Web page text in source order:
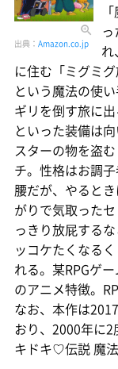
出典： Amazon.co.jp
に住む「ミグミ
という魔法の使
ギリを倒す旅に
といった装備は
スターの物を盗
チ。性格はお調
腰だが、やると
がりで気取った
っきり放屁する
ッコケたくなる
れる。某RPGゲ
のアニメ特徴。
なお、本作は
おり、2000年に
キドキ♡伝説 魔